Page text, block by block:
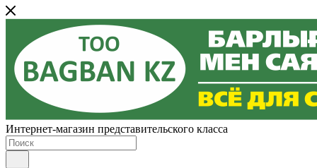
Интернет-магазин представительского класса